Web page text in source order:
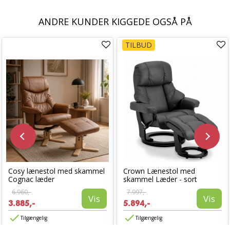
ANDRE KUNDER KIGGEDE OGSÅ PÅ
Cosy lænestol med skammel
Cognac læder
6.960,-
3.885,- Vis
Tilgængelig
TILBUD
Crown Lænestol med
skammel Læder - sort
7.997,-
5.894,- Vis
Tilgængelig